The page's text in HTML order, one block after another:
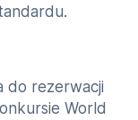
do rezerwacji
World